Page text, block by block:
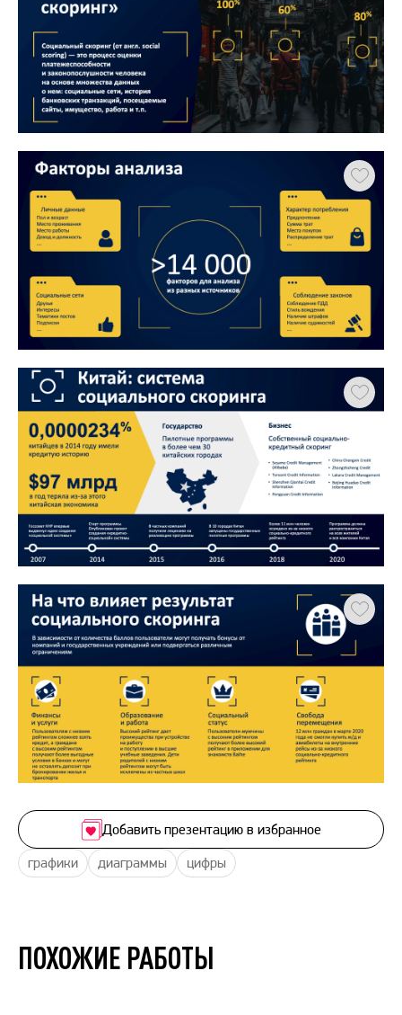
графики диаграммы цифры
Добавить презентацию в избранное
ПОХОЖИЕ РАБОТЫ